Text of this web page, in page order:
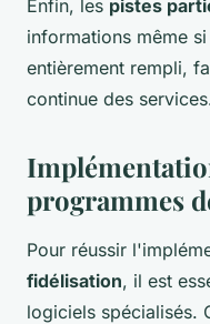
Enfin, les pistes
informations même
entièrement rempli,
continue des
programmes
Pour réussir
fidélisation, il est
logiciels spécialisés.